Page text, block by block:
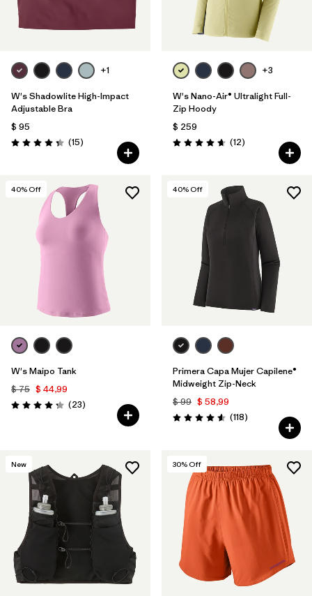
+1
W's Shadowlite High-Impact
Adjustable Bra
$ 95
Valoración: 4.3 / 5
(15Comentarios
)
+3
W's Nano-Air® Ultralight Full-
Zip Hoody
$ 259
Valoración: 4.7 / 5
(12Comentarios
)
40% Off
W's Maipo Tank
$ 75 $ 44,99
Valoración: 4.3 / 5
(23Comentarios
)
40% Off
Primera Capa Mujer Capilene®
Midweight Zip-Neck
$ 99 $ 58,99
Valoración: 4.6 / 5
(118Comentarios
)
New 30% Off